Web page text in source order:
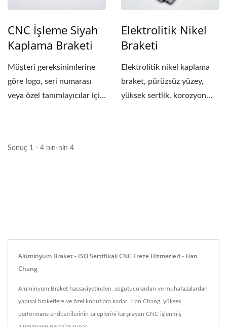
CNC İşleme Siyah
Kaplama Braketi
Müşteri gereksinimlerine
göre logo, seri numarası
veya özel tanımlayıcılar için
Elektrolitik Nikel
Braketi
Elektrolitik nikel kaplama
braket, pürüzsüz yüzey,
yüksek sertlik, korozyon
Sonuç 1 - 4 nın-nin 4
Alüminyum Braket - ISO Sertifikalı CNC Freze Hizmetleri - Han
Chang
Alüminyum Braket hassasiyetinden, soğutuculardan ve muhafazalardan
yapısal braketlere ve özel konutlara kadar, Han Chang, yüksek
performans endüstrilerinin taleplerini karşılayan CNC işlenmiş